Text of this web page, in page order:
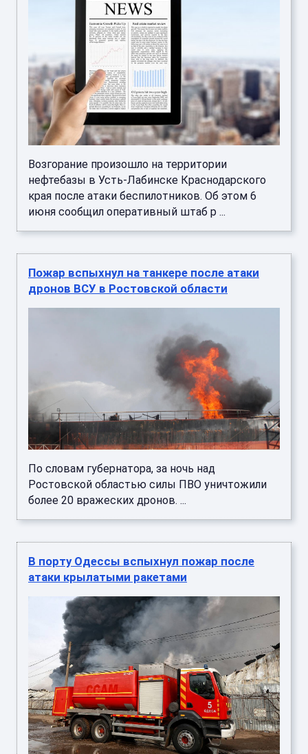
Возгорание произошло на территории
нефтебазы в Усть-Лабинске Краснодарского
края после атаки беспилотников. Об этом 6
июня сообщил оперативный штаб р ...
Пожар вспыхнул на танкере после атаки
дронов ВСУ в Ростовской области
По словам губернатора, за ночь над
Ростовской областью силы ПВО уничтожили
более 20 вражеских дронов. ...
В порту Одессы вспыхнул пожар после
атаки крылатыми ракетами